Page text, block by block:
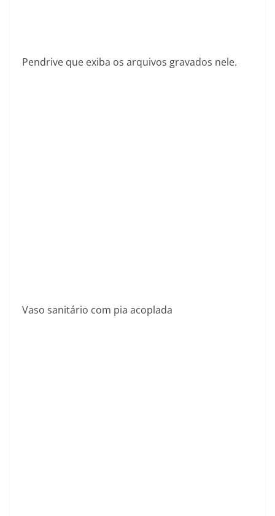
Pendrive que exiba os arquivos gravados nele.
Vaso sanitário com pia acoplada